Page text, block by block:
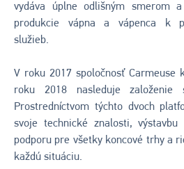
vydáva úplne odlišným smerom
produkcie vápna a vápenca k
služieb.
V roku 2017 spoločnosť Carmeuse
roku 2018 nasleduje založenie
Prostredníctvom týchto dvoch
svoje technické znalosti, výstavbu
podporu pre všetky koncové trhy a
každú situáciu.